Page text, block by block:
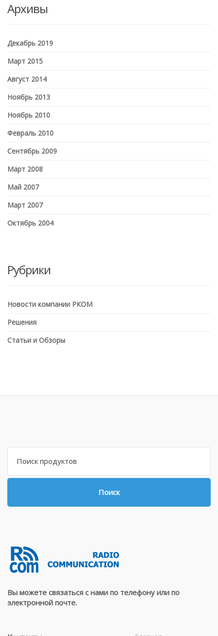
Архивы
Декабрь 2019
Март 2015
Август 2014
Ноябрь 2013
Ноябрь 2010
Февраль 2010
Сентябрь 2009
Март 2008
Май 2007
Март 2007
Октябрь 2004
Рубрики
Новости компании РКОМ
Решения
Статьи и Обзоры
Search
for:
Поиск
Вы можете связаться с нами по телефону или по
электронной почте.